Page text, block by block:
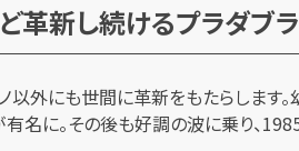
革新し続けるプラダブ
外にも世間に革新をもたらします
名に。その後も好調の波に乗り、